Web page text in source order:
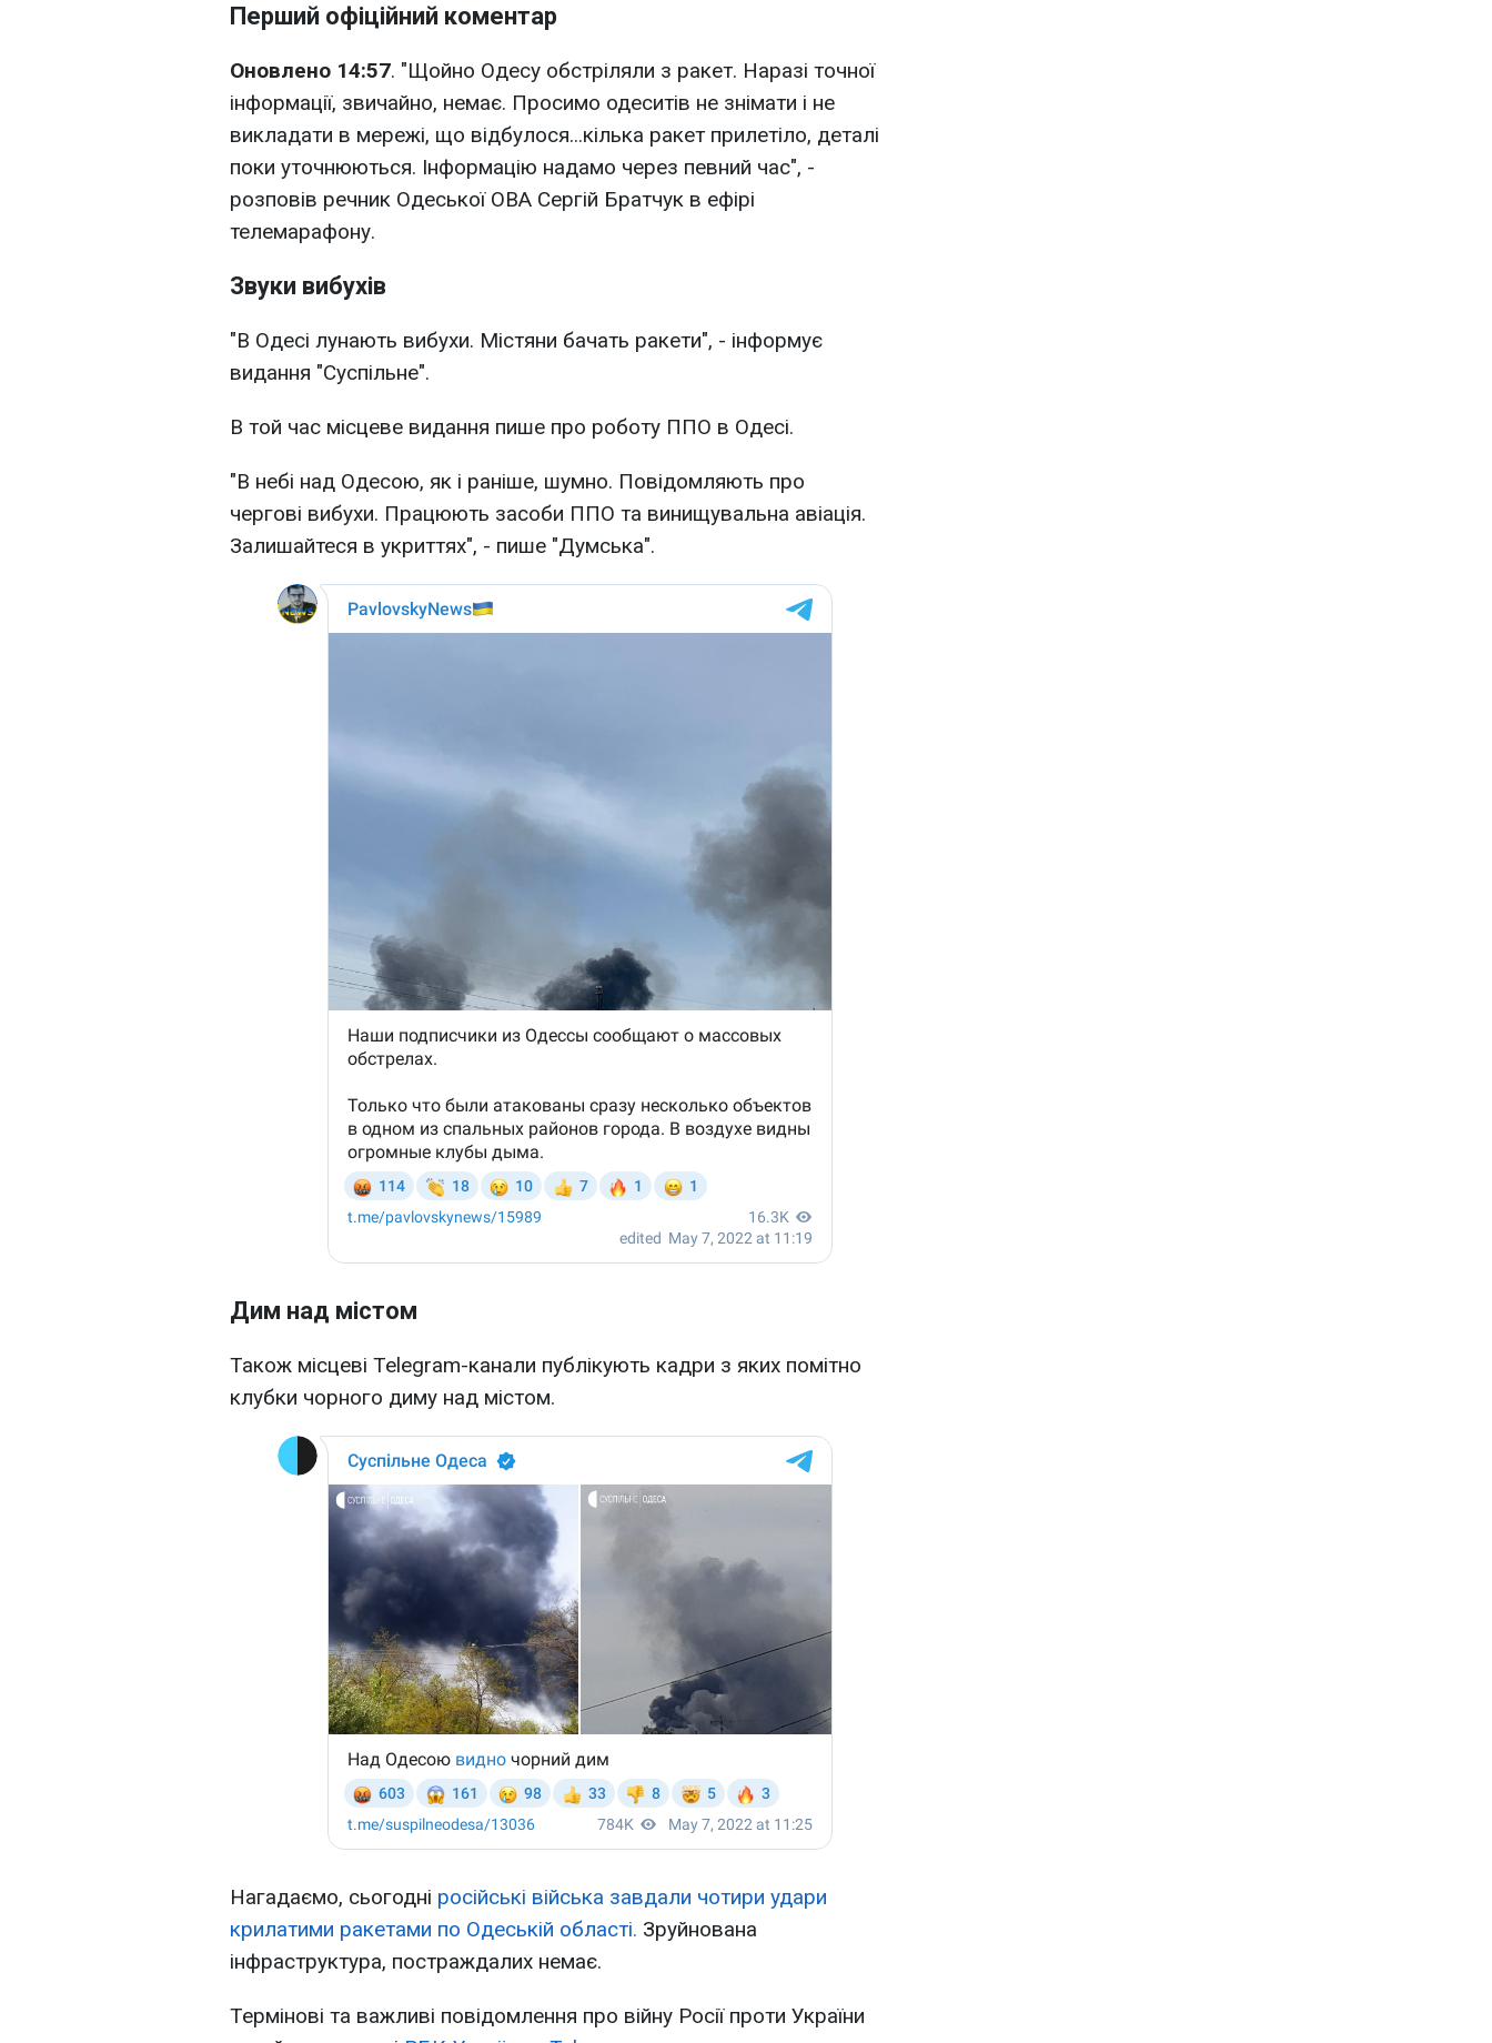
Перший офіційний коментар
Оновлено 14:57. "Щойно Одесу обстріляли з ракет. Наразі точної
інформації, звичайно, немає. Просимо одеситів не знімати і не
викладати в мережі, що відбулося...кілька ракет прилетіло, деталі
поки уточнюються. Інформацію надамо через певний час", -
розповів речник Одеської ОВА Сергій Братчук в ефірі
телемарафону.
Звуки вибухів
"В Одесі лунають вибухи. Містяни бачать ракети", - інформує
видання "Суспільне".
В той час місцеве видання пише про роботу ППО в Одесі.
"В небі над Одесою, як і раніше, шумно. Повідомляють про
чергові вибухи. Працюють засоби ППО та винищувальна авіація.
Залишайтеся в укриттях", - пише "Думська".
Дим над містом
Також місцеві Telegram-канали публікують кадри з яких помітно
клубки чорного диму над містом.
Нагадаємо, сьогодні російські війська завдали чотири удари
крилатими ракетами по Одеській області. Зруйнована
інфраструктура, постраждалих немає.
Термінові та важливі повідомлення про війну Росії проти України